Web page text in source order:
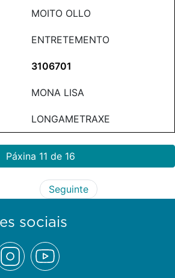
MOITO OLLO
ENTRETEMENTO
3106701
MONA LISA
LONGAMETRAXE
Páxina 11 de 16
Seguinte
sociais